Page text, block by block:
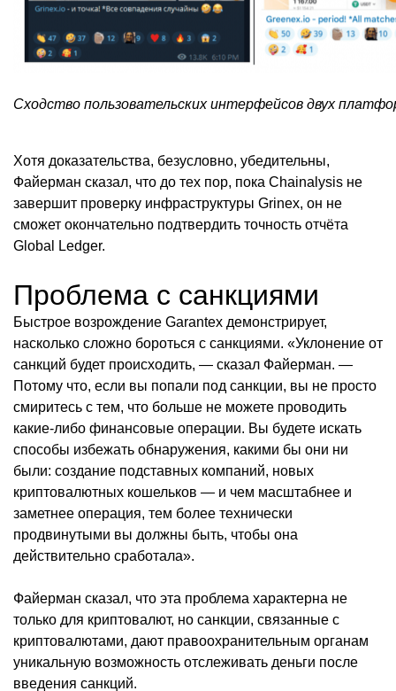
Cходство пользовательских интерфейсов двух
Хотя доказательства, безусловно, убедительны,
Файерман сказал, что до тех пор, пока Chainalysis не
завершит проверку инфраструктуры Grinex, он не
сможет окончательно подтвердить точность отчёта
Global Ledger.
Проблема с санкциями
Быстрое возрождение Garantex демонстрирует,
насколько сложно бороться с санкциями. «Уклонение от
санкций будет происходить, — сказал Файерман. —
Потому что, если вы попали под санкции, вы не просто
смиритесь с тем, что больше не можете проводить
какие-либо финансовые операции. Вы будете искать
способы избежать обнаружения, какими бы они ни
были: создание подставных компаний, новых
криптовалютных кошельков — и чем масштабнее и
заметнее операция, тем более технически
продвинутыми вы должны быть, чтобы она
действительно сработала».
Файерман сказал, что эта проблема характерна не
только для криптовалют, но санкции, связанные с
криптовалютами, дают правоохранительным органам
уникальную возможность отслеживать деньги после
введения санкций.